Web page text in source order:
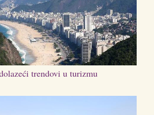
trendovi u turizmu